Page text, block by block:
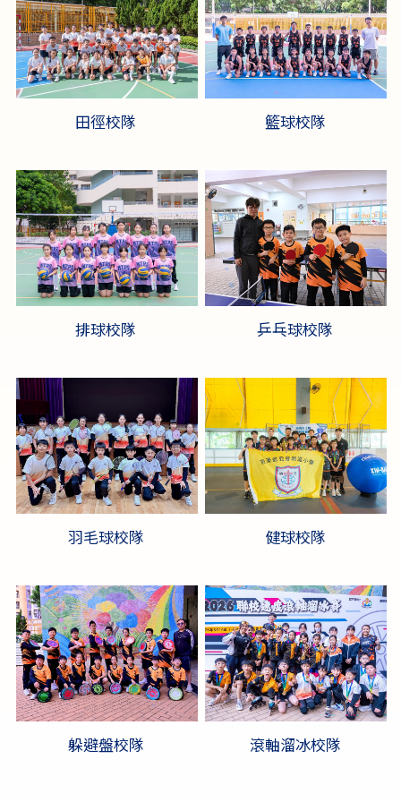
田徑校隊 籃球校隊
排球校隊 乒乓球校隊
羽毛球校隊 健球校隊
躲避盤校隊 滾軸溜冰校隊